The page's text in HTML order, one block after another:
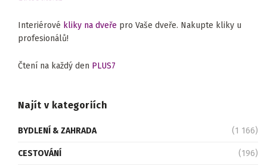
Interiérové kliky na dveře pro Vaše dveře. Nakupte kliky u
profesionálů!
Čtení na každý den PLUS7
Najít v kategoriích
BYDLENÍ & ZAHRADA (1 166)
CESTOVÁNÍ (196)